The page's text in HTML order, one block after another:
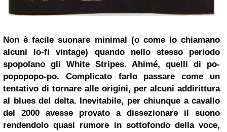
Non è facile suonare minimal (o come lo chiamano
alcuni lo-fi vintage) quando nello stesso periodo
spopolano gli White Stripes. Ahimé, quelli di po-
popopopo-po. Complicato farlo passare come un
tentativo di tornare alle origini, per alcuni addirittura
al blues del delta. Inevitabile, per chiunque a cavallo
del 2000 avesse provato a dissezionare il suono
rendendolo quasi rumore in sottofondo della voce,